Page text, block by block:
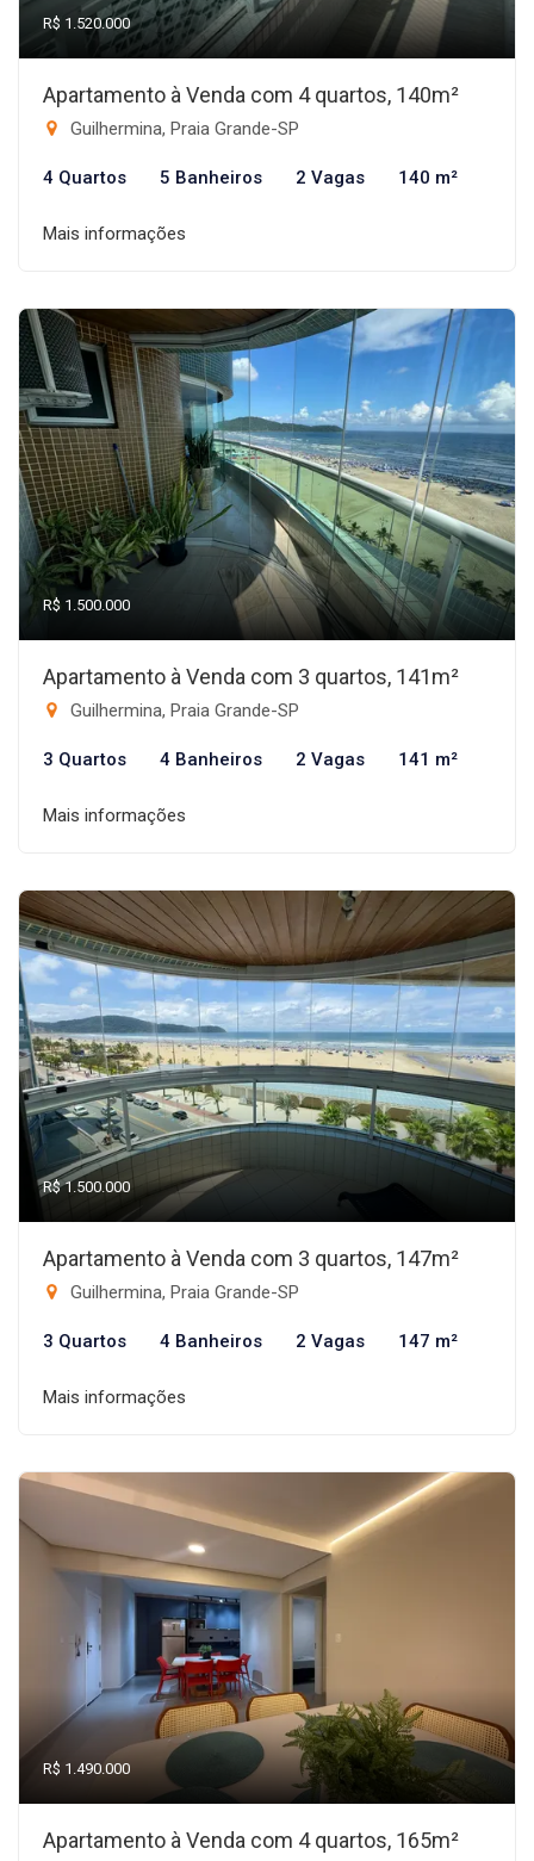
R$ 1.520.000
Apartamento à Venda com 4 quartos, 140m²
Guilhermina, Praia Grande-SP
4 Quartos 5 Banheiros 2 Vagas 140 m²
Mais informações
R$ 1.500.000
Apartamento à Venda com 3 quartos, 141m²
Guilhermina, Praia Grande-SP
3 Quartos 4 Banheiros 2 Vagas 141 m²
Mais informações
R$ 1.500.000
Apartamento à Venda com 3 quartos, 147m²
Guilhermina, Praia Grande-SP
3 Quartos 4 Banheiros 2 Vagas 147 m²
Mais informações
R$ 1.490.000
Apartamento à Venda com 4 quartos, 165m²